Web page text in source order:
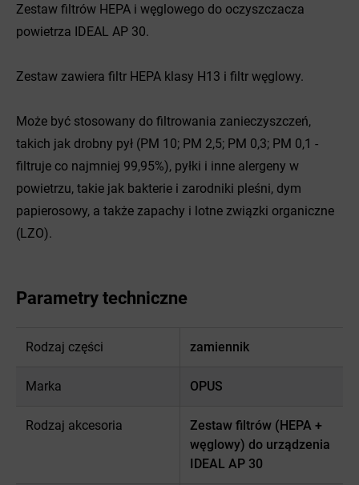
Zestaw filtrów HEPA i węglowego do oczyszczacza
powietrza IDEAL AP 30.
Zestaw zawiera filtr HEPA klasy H13 i filtr węglowy.
Może być stosowany do filtrowania zanieczyszczeń,
takich jak drobny pył (PM 10; PM 2,5; PM 0,3; PM 0,1 -
filtruje co najmniej 99,95%), pyłki i inne alergeny w
powietrzu, takie jak bakterie i zarodniki pleśni, dym
papierosowy, a także zapachy i lotne związki organiczne
(LZO).
Parametry techniczne
Rodzaj części zamiennik
Marka OPUS
Rodzaj akcesoria
Zestaw filtrów (HEPA +
węglowy) do urządzenia
IDEAL AP 30